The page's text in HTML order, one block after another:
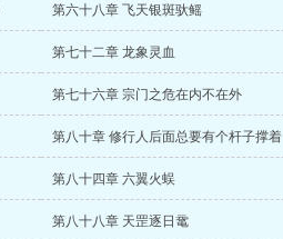
第六十八章 飞天银斑驮鳐
第七十二章 龙象灵血
第七十六章 宗门之危在内不在外
第八十章 修行人后面总要有个杆子撑着
第八十四章 六翼火蜈
第八十八章 天罡逐日鼋